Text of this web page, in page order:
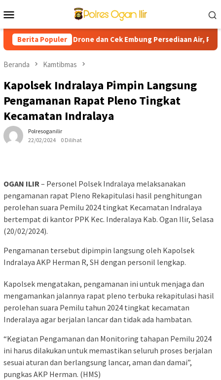
ke
Mobile
Berita Populer
Drone dan Cek Embung Persediaan Air, Perkuat
Beranda Kamtibmas
Kapolsek Indralaya Pimpin Langsung
Pengamanan Rapat Pleno Tingkat
Kecamatan Indralaya
Polresoganilir
22/02/2024
0 Dilihat
OGAN ILIR– Personel Polsek Indralaya melaksanakan
pengamanan rapat Pleno Rekapitulasi hasil penghitungan
perolehan suara Pemilu 2024 tingkat Kecamatan Indralaya
bertempat di kantor PPK Kec. Inderalaya Kab. Ogan Ilir, Selasa
(20/02/2024).
Pengamanan tersebut dipimpin langsung oleh Kapolsek
Indralaya AKP Herman R, SH dengan personil lengkap.
Kapolsek mengatakan, pengamanan ini untuk menjaga dan
mengamankan jalannya rapat pleno terbuka rekapitulasi hasil
perolehan suara Pemilu tahun 2024 tingkat kecamatan
Inderalaya agar berjalan lancar dan tidak ada hambatan.
“Kegiatan Pengamanan dan Monitoring tahapan Pemilu 2024
ini harus dilakukan untuk memastikan seluruh proses berjalan
sesuai aturan dan berlangsung lancar, aman dan damai”,
pungkas AKP Herman. (HMS)